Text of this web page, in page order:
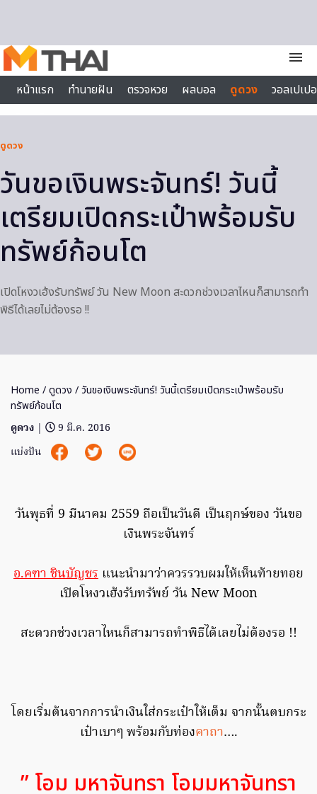
menu
หน้าแรก
ทำนายฝัน ตรวจหวย ผลบอล ดูดวง
วอลเปเป
ไลฟ์สไตล์
ดูดวง
วันขอเงินพระจันทร์! วันนี้
เตรียมเปิดกระเป๋าพร้อมรับ
ทรัพย์ก้อนโต
เปิดโหงวเฮ้งรับทรัพย์ วัน New Moon สะดวกช่วงเวลาไหนก็สามารถทำ
พิธีได้เลยไม่ต้องรอ !!
Home /ดูดวง / วันขอเงินพระจันทร์! วันนี้เตรียมเปิดกระเป๋าพร้อมรับ
ทรัพย์ก้อนโต
ดูดวง |
9 มี.ค. 2016
แบ่งปัน
วันพุธที่ 9 มีนาคม 2559 ถือเป็นวันดี เป็นฤกษ์ของ วันขอ
เงินพระจันทร์
อ.คฑา ชินบัญชร แนะนำมาว่าควรรวบผมให้เห็นท้ายทอย
เปิดโหงวเฮ้งรับทรัพย์ วัน New Moon
สะดวกช่วงเวลาไหนก็สามารถทำพิธีได้เลยไม่ต้องรอ !!
โดยเริ่มต้นจากการนำเงินใส่กระเป๋าให้เต็ม จากนั้นตบกระ
เป๋าเบาๆ พร้อมกับท่องคาถา….
” โอม มหาจันทรา โอมมหาจันทรา